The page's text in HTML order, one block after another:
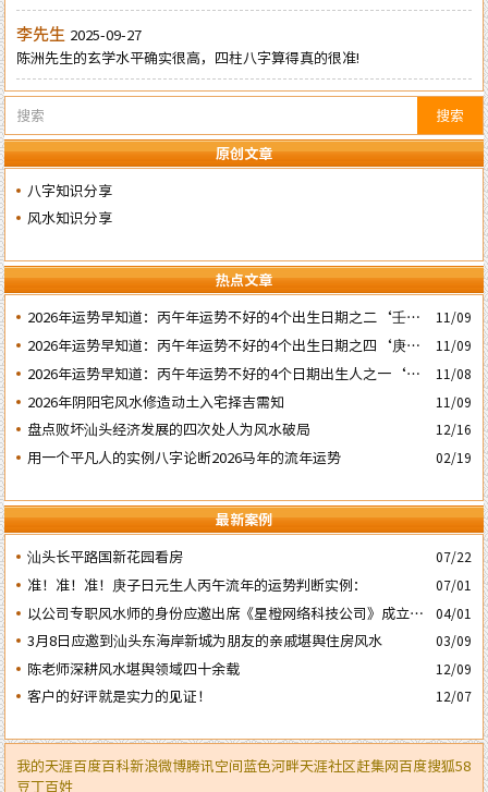
搜索
原创文章
八字知识分享
风水知识分享
热点文章
2026年运势早知道：丙午年运势不好的4个出生日期之二‘壬子’
日
11/09
2026年运势早知道：丙午年运势不好的4个出生日期之四‘庚子’
日
11/09
2026年运势早知道：丙午年运势不好的4个日期出生人之一‘戊
子’ 日
11/08
2026年阴阳宅风水修造动土入宅择吉需知 11/09
盘点败坏汕头经济发展的四次处人为风水破局 12/16
用一个平凡人的实例八字论断2026马年的流年运势 02/19
最新案例
汕头长平路国新花园看房
07/22
准！准！准！庚子日元生人丙午流年的运势判断实例： 07/01
以公司专职风水师的身份应邀出席《星橙网络科技公司》成立5
周年庆典
04/01
3月8日应邀到汕头东海岸新城为朋友的亲戚堪舆住房风水 03/09
陈老师深耕风水堪舆领域四十余载 12/09
客户的好评就是实力的见证！ 12/07
李先生 2025-09-27
陈洲先生的玄学水平确实很高，四柱八字算得真的很准!
我的天涯百度百科新浪微博腾讯空间蓝色河畔天涯社区赶集网百度搜狐58
豆丁百姓